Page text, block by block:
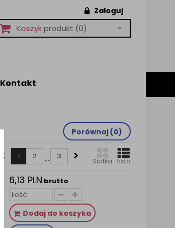
Zaloguj
Koszykprodukt (0)
Kontakt
Porównaj (0)
Siatka Lista
1 2 ... 3
6,13 PLN brutto
Dodaj do koszyka